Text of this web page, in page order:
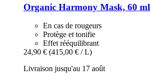
Organic Harmony Mask, 60 ml
En cas de rougeurs
Protège et tonifie
Effet rééquilibrant
24,90 € (415,00 € / L)
Livraison jusqu'au 17 août